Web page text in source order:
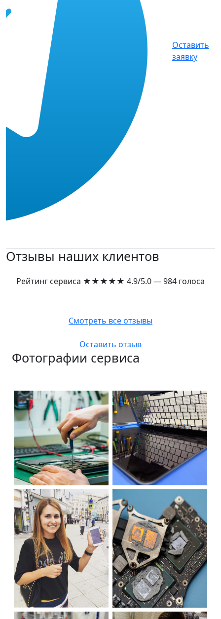
Оставить
заявку
Отзывы наших клиентов
Рейтинг сервиса ★★★★★ 4.9/5.0 — 984 голоса
Смотреть все отзывы
Оставить отзыв
Фотографии сервиса